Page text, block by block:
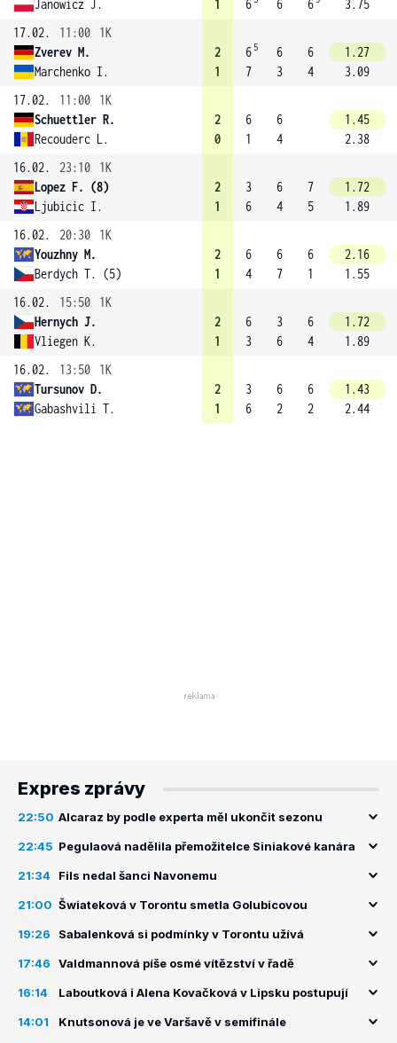
Janowicz J. 1 6 6 6
3.75
17.02.
11:00
1K
Zverev M.
Marchenko I.
2
1
6 5
7
6
3
6
4
1.27
3.09
17.02.
11:00
1K
Schuettler R.
Recouderc L.
2
0
6
1
6
4
1.45
2.38
16.02.
23:10
1K
Lopez F. (8)
Ljubicic I.
2
1
3
6
6
4
7
5
1.72
1.89
16.02.
20:30
1K
Youzhny M.
Berdych T. (5)
2
1
6
4
6
7
6
1
2.16
1.55
16.02.
15:50
1K
Hernych J.
Vliegen K.
2
1
6
3
3
6
6
4
1.72
1.89
16.02.
13:50
1K
Tursunov D.
Gabashvili T.
2
1
3
6
6
2
6
2
1.43
2.44
Expres zprávy
22:50 Alcaraz by podle experta měl ukončit sezonu
22:45 Pegulaová nadělila přemožitelce Siniakové kanára
21:34 Fils nedal šanci Navonemu
21:00 Šwiateková v Torontu smetla Golubicovou
19:26 Sabalenková si podmínky v Torontu užívá
17:46 Valdmannová píše osmé vítězství v řadě
16:14 Laboutková i Alena Kovačková v Lipsku postupují
14:01 Knutsonová je ve Varšavě v semifinále